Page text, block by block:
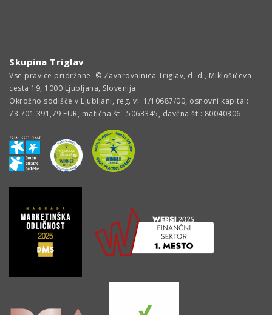
Skupina Triglav
Vse pravice pridržane. © Zavarovalnica Triglav, d. d., Miklošičeva
cesta 19, 1000 Ljubljana, Slovenija.
Okrožno sodišče v Ljubljani, reg. vl. 1/10687/00, osnovni kapital:
73.701.391,79 EUR, matična št.: 5063345, davčna št.: 80040306